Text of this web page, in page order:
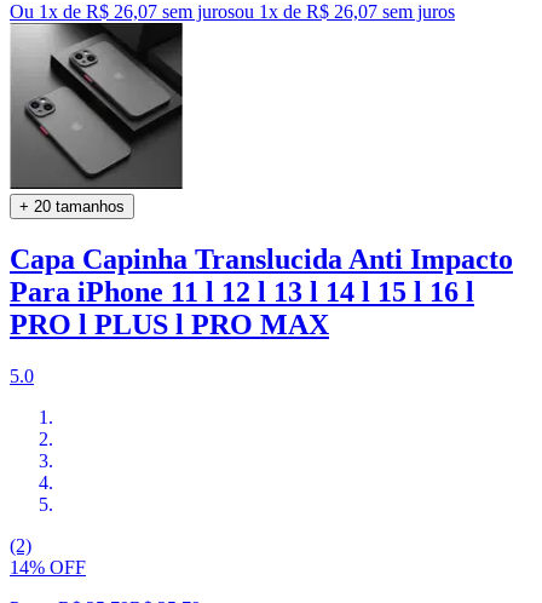
Ou 1x de R$ 26,07 sem jurosou 1x de R$ 26,07 sem juros
+ 20 tamanhos
Capa Capinha Translucida Anti Impacto
Para iPhone 11 l 12 l 13 l 14 l 15 l 16 l
PRO l PLUS l PRO MAX
5.0
(2)
14% OFF